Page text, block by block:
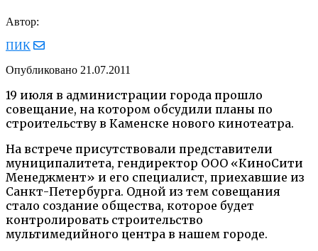
Автор:
ПИК
Опубликовано 21.07.2011
19 июля в администрации города прошло
совещание, на котором обсудили планы по
строительству в Каменске нового кинотеатра.
На встрече присутствовали представители
муниципалитета, гендиректор ООО «КиноСити
Менеджмент» и его специалист, приехавшие из
Санкт-Петербурга. Одной из тем совещания
стало создание общества, которое будет
контролировать строительство
мультимедийного центра в нашем городе.